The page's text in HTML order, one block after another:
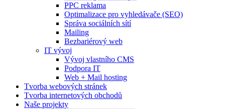
PPC reklama
Optimalizace pro vyhledávače (SEO)
Správa sociálních sítí
Mailing
Bezbariérový web
IT vývoj
Vývoj vlastního CMS
Podpora IT
Web + Mail hosting
Tvorba webových stránek
Tvorba internetových obchodů
Naše projekty